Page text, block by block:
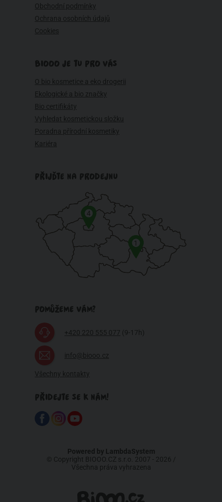
Obchodní podmínky
Ochrana osobních údajů
Cookies
BIOOO JE TU PRO VÁS
O bio kosmetice a eko drogerii
Ekologické a bio značky
Bio certifikáty
Vyhledat kosmetickou složku
Poradna přírodní kosmetiky
Kariéra
PŘIJĎTE NA PRODEJNU
1
4
POMŮŽEME VÁM?
+420 220 555 077 (9-17h)
info@biooo.cz
Všechny kontakty
PŘIDEJTE SE K NÁM!
Powered by LambdaSystem
© Copyright BIOOO.CZ s.r.o. 2007 - 2026 /
Všechna práva vyhrazena